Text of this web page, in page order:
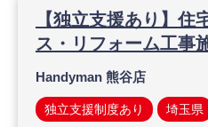
【独立支援あり】住
ス・リフォーム工事
Handyman 熊谷店
独立支援制度あり 埼玉県